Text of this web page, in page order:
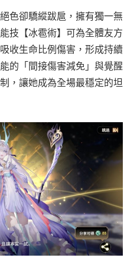
色卻驕縱跋扈，擁有獨一無
技【冰雹術】可為全體友方
收生命比例傷害，形成持續
的「間接傷害減免」與覺醒
，讓她成為全場最穩定的坦